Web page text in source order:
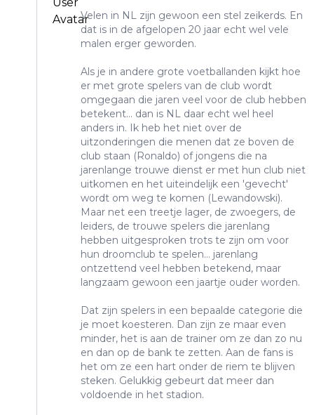
Velen in NL zijn gewoon een stel zeikerds. En
dat is in de afgelopen 20 jaar echt wel vele
malen erger geworden.
Als je in andere grote voetballanden kijkt hoe
er met grote spelers van de club wordt
omgegaan die jaren veel voor de club hebben
betekent... dan is NL daar echt wel heel
anders in. Ik heb het niet over de
uitzonderingen die menen dat ze boven de
club staan (Ronaldo) of jongens die na
jarenlange trouwe dienst er met hun club niet
uitkomen en het uiteindelijk een 'gevecht'
wordt om weg te komen (Lewandowski).
Maar net een treetje lager, de zwoegers, de
leiders, de trouwe spelers die jarenlang
hebben uitgesproken trots te zijn om voor
hun droomclub te spelen... jarenlang
ontzettend veel hebben betekend, maar
langzaam gewoon een jaartje ouder worden.
Dat zijn spelers in een bepaalde categorie die
je moet koesteren. Dan zijn ze maar even
minder, het is aan de trainer om ze dan zo nu
en dan op de bank te zetten. Aan de fans is
het om ze een hart onder de riem te blijven
steken. Gelukkig gebeurt dat meer dan
voldoende in het stadion.